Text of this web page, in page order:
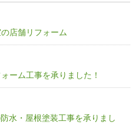
店舗リフォーム
ーム工事を承りました！
水・屋根塗装工事を承りまし